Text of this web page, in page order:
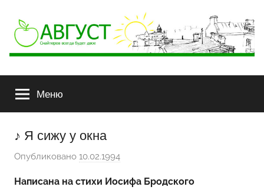
АВГУСТ
будет
двое
Меню
♪ Я сижу у окна
Опубликовано 10.02.1994
т
Написана на стихи Иосифа Бродского